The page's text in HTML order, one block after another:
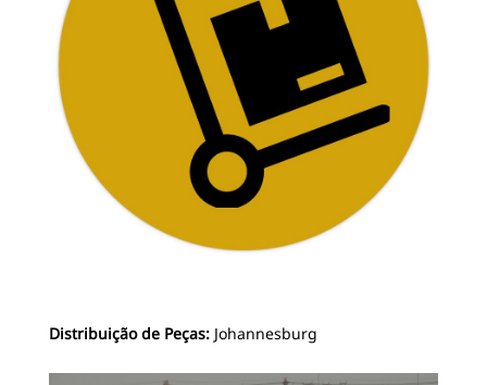
Distribuição de Peças: Johannesburg